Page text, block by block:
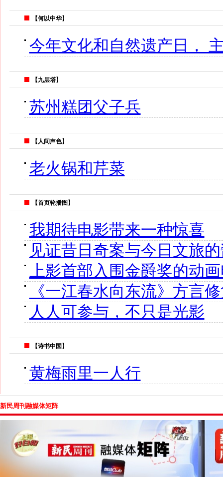
【何以中华】
今年文化和自然遗产日，
【九层塔】
苏州糕团父子兵
【人间声色】
老火锅和芹菜
【首页轮播图】
我期待电影带来一种惊喜
见证昔日奇案与今日文旅
上影首部入围金爵奖的动
《一江春水向东流》方言
人人可参与，不只是光影
【诗书中国】
黄梅雨里一人行
新民周刊融媒体矩阵